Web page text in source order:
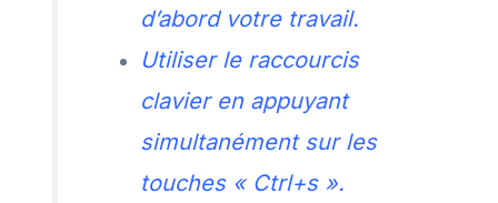
d’abord votre travail.
Utiliser le raccourcis
clavier en appuyant
simultanément sur les
touches « Ctrl+s ».